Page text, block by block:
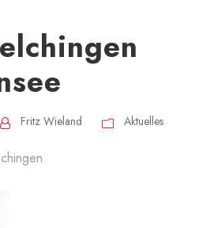
Fritz Wieland Aktuelles